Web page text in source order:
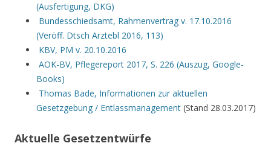
(Ausfertigung, DKG)
Bundesschiedsamt, Rahmenvertrag v. 17.10.2016
(Veröff. Dtsch Arztebl 2016, 113)
KBV, PM v. 20.10.2016
AOK-BV, Pflegereport 2017, S. 226 (Auszug, Google-
Books)
Thomas Bade, Informationen zur aktuellen
Gesetzgebung / Entlassmanagement (Stand 28.03.2017)
Aktuelle Gesetzentwürfe